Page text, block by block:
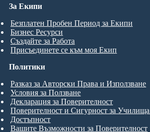
За Екипи
Безплатен Пробен Период за Екипи
Бизнес Ресурси
Създайте за Работа
Присъединете се към моя Екип
Политики
Разказ за Авторски Права и Използване
Условия за Ползване
Декларация за Поверителност
Поверителност и Сигурност за
Достъпност
Вашите Възможности за Поверителност